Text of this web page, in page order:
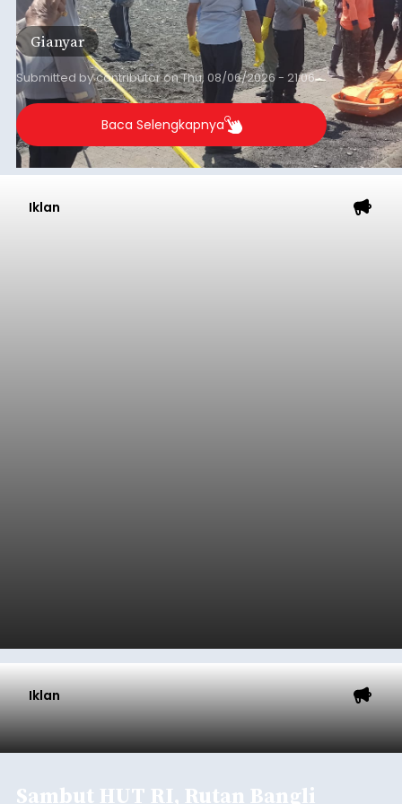
istrinya.
Gianyar
Submitted bycontributoronThu, 08/06/2026 - 21:06
Baca Selengkapnya
Iklan
Iklan
Sambut HUT RI, Rutan Bangli